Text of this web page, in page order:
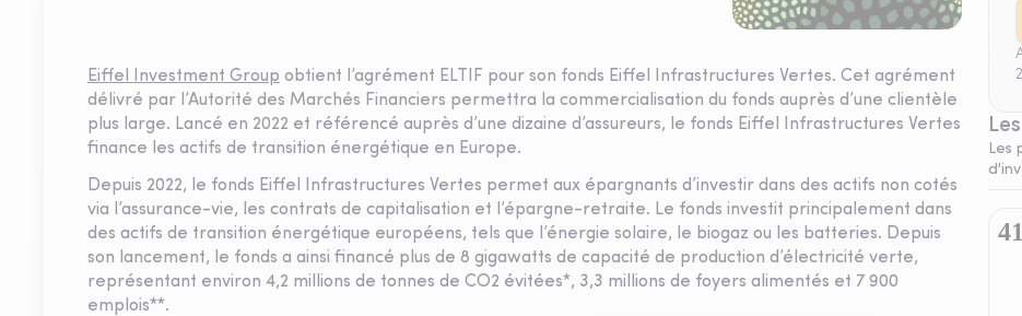
Eiffel Investment Group obtient l’agrément ELTIF pour son fonds Eiffel Infrastructures Vertes. Cet agrément
délivré par l’Autorité des Marchés Financiers permettra la commercialisation du fonds auprès d’une clientèle
plus large. Lancé en 2022 et référencé auprès d’une dizaine d’assureurs, le fonds Eiffel Infrastructures Vertes
finance les actifs de transition énergétique en Europe.
Depuis 2022, le fonds Eiffel Infrastructures Vertes permet aux épargnants d’investir dans des actifs non cotés
via l’assurance-vie, les contrats de capitalisation et l’épargne-retraite. Le fonds investit principalement dans
des actifs de transition énergétique européens, tels que l’énergie solaire, le biogaz ou les batteries. Depuis
son lancement, le fonds a ainsi financé plus de 8 gigawatts de capacité de production d’électricité verte,
représentant environ 4,2 millions de tonnes de CO2 évitées*, 3,3 millions de foyers alimentés et 7 900
emplois**.
Les